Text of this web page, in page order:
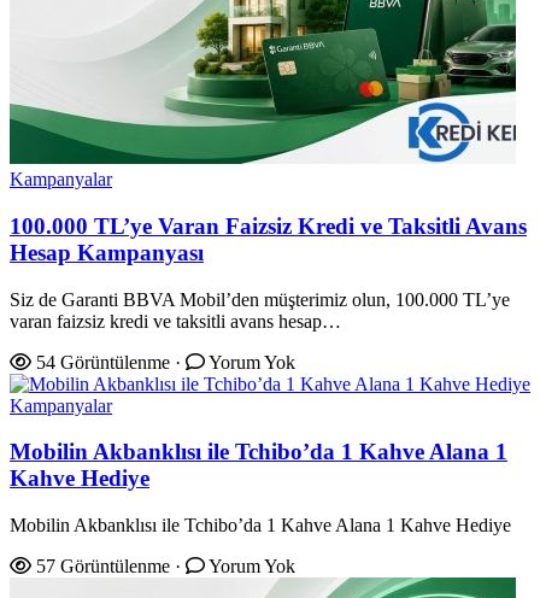
Kampanyalar
100.000 TL’ye Varan Faizsiz Kredi ve Taksitli Avans
Hesap Kampanyası
Siz de Garanti BBVA Mobil’den müşterimiz olun, 100.000 TL’ye
varan faizsiz kredi ve taksitli avans hesap…
54 Görüntülenme · Yorum Yok
Kampanyalar
Mobilin Akbanklısı ile Tchibo’da 1 Kahve Alana 1
Kahve Hediye
Mobilin Akbanklısı ile Tchibo’da 1 Kahve Alana 1 Kahve Hediye
57 Görüntülenme · Yorum Yok